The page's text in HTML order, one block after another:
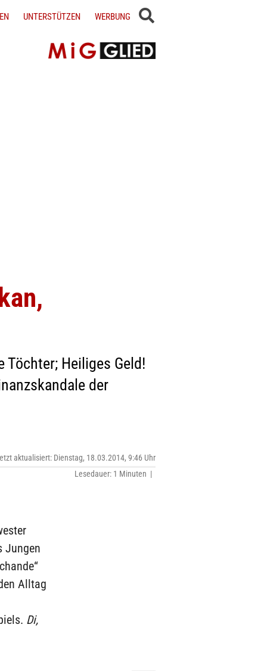
UNTERSTÜTZEN WERBUNG
Töchter; Heiliges Geld!
der
aktualisiert: Dienstag, 18.03.2014, 9:46 Uhr
Lesedauer: 1 Minuten |
Jungen
Alltag
Di,